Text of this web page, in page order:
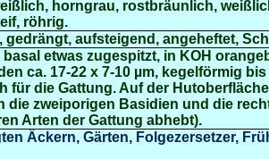
horngrau, rostbräunlich,
röhrig.
aufsteigend, angeheftet,
etwas zugespitzt, in KOH
ca. 17-22 x 7-10 µm, kegelförmig
für die Gattung. Auf der
die zweiporigen Basidien und die
Arten der Gattung abhebt).
Äckern, Gärten, Folgezersetzer,